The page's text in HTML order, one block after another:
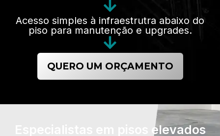
Acesso simples à infraestrutra abaixo do
piso para manutenção e upgrades.
QUERO UM ORÇAMENTO
Especialistas em pisos elevados